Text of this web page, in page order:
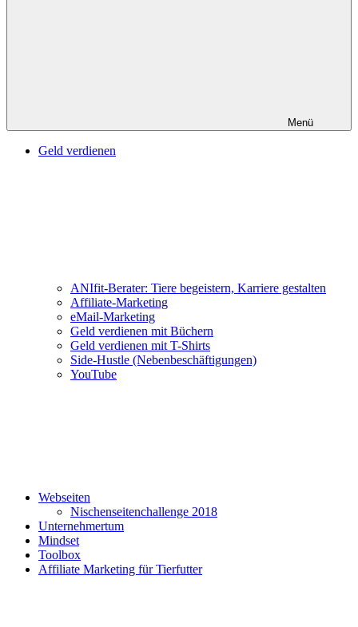
Menü
Geld verdienen
ANIfit-Berater: Tiere begeistern, Karriere gestalten
Affiliate-Marketing
eMail-Marketing
Geld verdienen mit Büchern
Geld verdienen mit T-Shirts
Side-Hustle (Nebenbeschäftigungen)
YouTube
Webseiten
Nischenseitenchallenge 2018
Unternehmertum
Mindset
Toolbox
Affiliate Marketing für Tierfutter